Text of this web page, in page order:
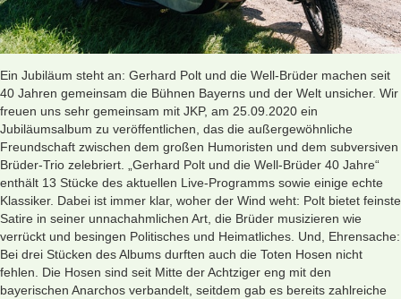
Ein Jubiläum steht an: Gerhard Polt und die Well-Brüder machen seit
40 Jahren gemeinsam die Bühnen Bayerns und der Welt unsicher. Wir
freuen uns sehr gemeinsam mit JKP, am 25.09.2020 ein
Jubiläumsalbum zu veröffentlichen, das die außergewöhnliche
Freundschaft zwischen dem großen Humoristen und dem subversiven
Brüder-Trio zelebriert. „Gerhard Polt und die Well-Brüder 40 Jahre“
enthält 13 Stücke des aktuellen Live-Programms sowie einige echte
Klassiker. Dabei ist immer klar, woher der Wind weht: Polt bietet feinste
Satire in seiner unnachahmlichen Art, die Brüder musizieren wie
verrückt und besingen Politisches und Heimatliches. Und, Ehrensache:
Bei drei Stücken des Albums durften auch die Toten Hosen nicht
fehlen. Die Hosen sind seit Mitte der Achtziger eng mit den
bayerischen Anarchos verbandelt, seitdem gab es bereits zahlreiche